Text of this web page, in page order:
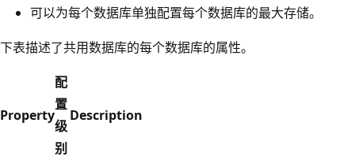
可以为每个数据库单独配置每个数据库的最大存储。
下表描述了共用数据库的每个数据库的属性。
Property
配
置
级
别
Description